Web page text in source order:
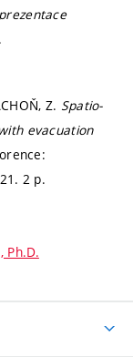
Z. Spatio-
evacuation
2 p.
Ph.D.